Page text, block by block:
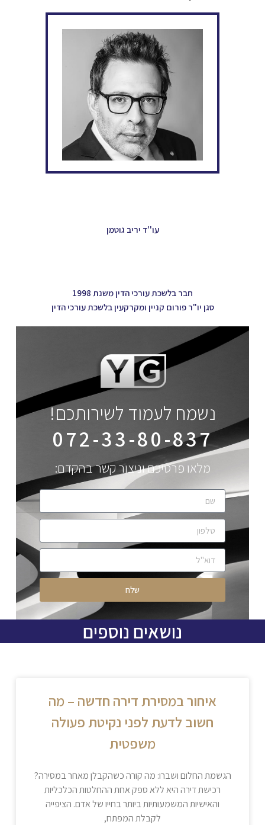
עו''ד יריב גוטמן
חבר בלשכת עורכי הדין משנת 1998
סגן יו"ר פורום קניין ומקרקעין בלשכת עורכי הדין
נשמח לעמוד לשירותכם!
072-33-80-837
מלאו פרטיכם וניצור קשר בהקדם:
שלח
נושאים נוספים
איחור במסירת דירה חדשה – מה
חשוב לדעת לפני נקיטת פעולה
משפטית
הגשמת החלום ושברו: מה קורה כשהקבלן מאחר במסירה?
רכישת דירה היא ללא ספק אחת ההחלטות הכלכליות
והאישיות המשמעותיות ביותר בחייו של אדם. הציפייה
לקבלת המפתח,